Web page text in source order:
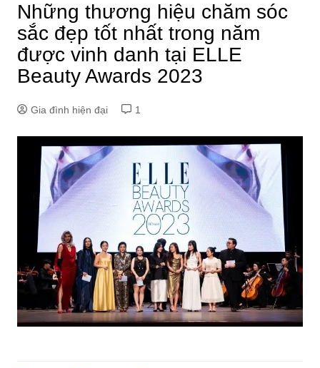
Những thương hiệu chăm sóc
sắc đẹp tốt nhất trong năm
được vinh danh tại ELLE
Beauty Awards 2023
Gia đình hiện đại 1